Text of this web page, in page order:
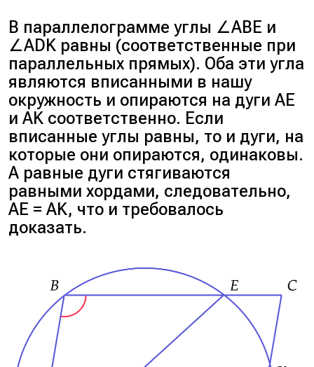
В параллелограмме углы ∠ABE и
∠ADK равны (соответственные при
параллельных прямых). Оба эти угла
являются вписанными в нашу
окружность и опираются на дуги AE
и AK соответственно. Если
вписанные углы равны, то и дуги, на
которые они опираются, одинаковы.
А равные дуги стягиваются
равными хордами, следовательно,
AE = AK, что и требовалось
доказать.